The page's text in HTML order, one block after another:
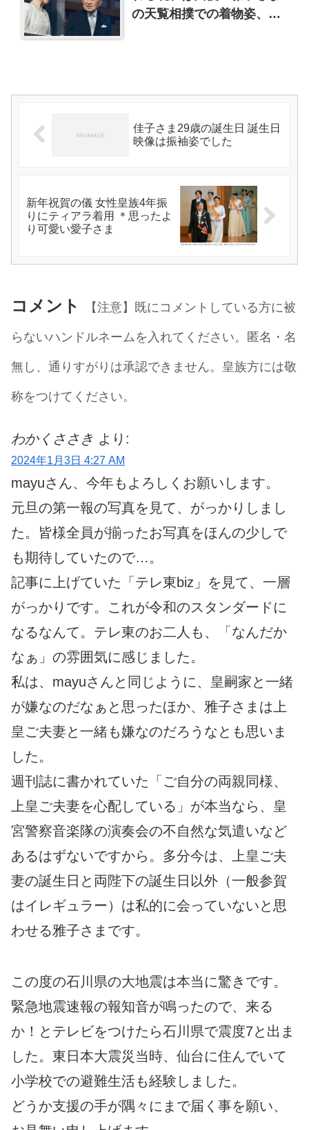
の天覧相撲での着物姿、他
佳子さま29歳の誕生日 誕生日
映像は振袖姿でした
新年祝賀の儀 女性皇族4年振
りにティアラ着用 ＊思ったよ
り可愛い愛子さま
コメント
【注意】既にコメントしている方に被
らないハンドルネームを入れてください。匿名・名
無し、通りすがりは承認できません。皇族方には敬
称をつけてください。
わかくささき より:
2024年1月3日 4:27 AM
mayuさん、今年もよろしくお願いします。
元旦の第一報の写真を見て、がっかりしまし
た。皆様全員が揃ったお写真をほんの少しで
も期待していたので…。
記事に上げていた「テレ東biz」を見て、一層
がっかりです。これが令和のスタンダードに
なるなんて。テレ東のお二人も、「なんだか
なぁ」の雰囲気に感じました。
私は、mayuさんと同じように、皇嗣家と一緒
が嫌なのだなぁと思ったほか、雅子さまは上
皇ご夫妻と一緒も嫌なのだろうなとも思いま
した。
週刊誌に書かれていた「ご自分の両親同様、
上皇ご夫妻を心配している」が本当なら、皇
宮警察音楽隊の演奏会の不自然な気遣いなど
あるはずないですから。多分今は、上皇ご夫
妻の誕生日と両陛下の誕生日以外（一般参賀
はイレギュラー）は私的に会っていないと思
わせる雅子さまです。
この度の石川県の大地震は本当に驚きです。
緊急地震速報の報知音が鳴ったので、来る
か！とテレビをつけたら石川県で震度7と出ま
した。東日本大震災当時、仙台に住んでいて
小学校での避難生活も経験しました。
どうか支援の手が隅々にまで届く事を願い、